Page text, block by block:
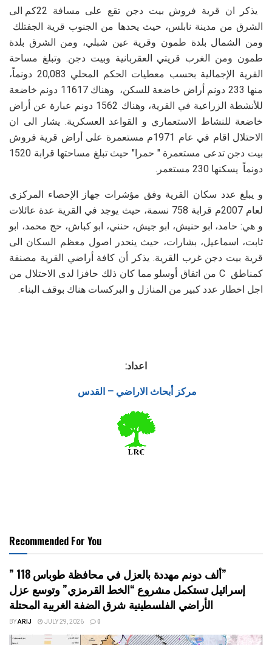
يذكر ان قرية فروش بيت دجن تقع على مسافة 22كم الى
الشرق من مدينة نابلس، حيث يحدها من الجنوب قرية الجفتلك
ومن الشمال بلدة طمون وقرية عين شبلي، ومن الشرق بلدة
طمون ومن الغرب قريتي العقربانية وبيت دجن. وتبلغ مساحة
القرية الإجمالية بحسب معطيات الحكم المحلي 20,083 دونماً،
منها 233 دونم أراض خاضعة للسكن، وهناك 11617 دونم خاضعة
للأنشطة الزراعية في القرية، وهناك 1562 دونم عبارة عن أراض
خاضعة للنشاط الاستعماري و القواعد العسكرية. يشار الى ان
الاحتلال اقام في عام 1971م مستعمرة على أراض قرية فروش
بيت دجن تدعى مستعمرة " حمرا" حيث تبلغ مساحتها قرابة 1520
دونماً يسكنها 230 مستعمر.
و يبلغ عدد سكان القرية وفق مؤشرات جهاز الإحصاء المركزي
لعام 2007م قرابة 758 نسمة، حيث يوجد في القرية عدة عائلات
و هي: حامد، ابو حنيش، ابو جيش، حنني، ابو كباش، حج محمد، ابو
ثابت، اسماعيل، بشارات، حيث ينحدر اصول معظم السكان الى
قرية بيت دجن غرب القرية. يذكر أن كافة أراضي القرية مصنفة
كمناطق C من اتفاق أوسلو مما كان ذلك حافزا لدى الاحتلال من
اجل اخطار عدد كبير من المنازل و البركسات هناك بوقف البناء.
اعداد:
مركز أبحاث الاراضي – القدس
Recommended For You
” 118 ألف دونم مهددة بالعزل في محافظة طوباس”
إسرائيل تستكمل مشروع “الخط القرمزي” وتوسع عزل
الأراضي الفلسطينية شرق الضفة الغربية المحتلة
BYARIJ JULY 29, 2026 0